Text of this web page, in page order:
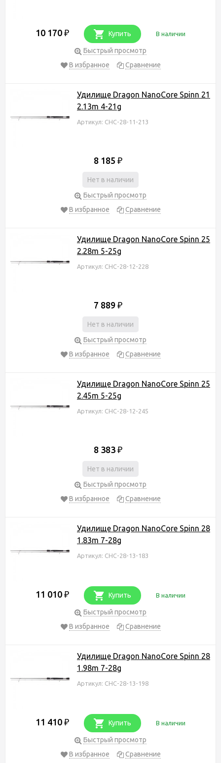
10 170 ₽ Купить В наличии
Быстрый просмотр
В избранное
Сравнение
Удилище Dragon NanoCore Spinn 21
2.13m 4-21g
Артикул: CHC-28-11-213
8 185 ₽
Нет в наличии
Быстрый просмотр
В избранное
Сравнение
Удилище Dragon NanoCore Spinn 25
2.28m 5-25g
Артикул: CHC-28-12-228
7 889 ₽
Нет в наличии
Быстрый просмотр
В избранное
Сравнение
Удилище Dragon NanoCore Spinn 25
2.45m 5-25g
Артикул: CHC-28-12-245
8 383 ₽
Нет в наличии
Быстрый просмотр
В избранное
Сравнение
Удилище Dragon NanoCore Spinn 28
1.83m 7-28g
Артикул: CHC-28-13-183
11 010 ₽ Купить В наличии
Быстрый просмотр
В избранное
Сравнение
Удилище Dragon NanoCore Spinn 28
1.98m 7-28g
Артикул: CHC-28-13-198
11 410 ₽ Купить В наличии
Быстрый просмотр
В избранное
Сравнение